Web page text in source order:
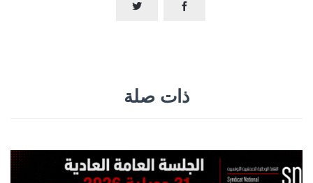


ذات صلة